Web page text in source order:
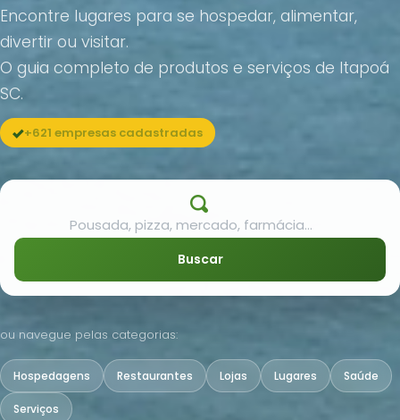
Encontre lugares para se hospedar, alimentar,
divertir ou visitar.
O guia completo de produtos e serviços de Itapoá
SC.
+621 empresas cadastradas
Buscar
ou navegue pelas categorias:
Hospedagens Restaurantes Lojas Lugares Saúde
Serviços